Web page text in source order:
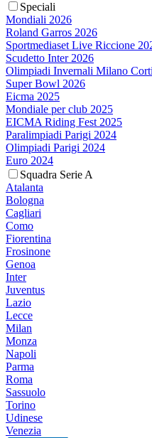
Speciali
Mondiali 2026
Roland Garros 2026
Sportmediaset Live Riccione
Scudetto Inter 2026
Olimpiadi Invernali Milano
Super Bowl 2026
Eicma 2025
Mondiale per club 2025
EICMA Riding Fest 2025
Paralimpiadi Parigi 2024
Olimpiadi Parigi 2024
Euro 2024
Squadra Serie A
Atalanta
Bologna
Cagliari
Como
Fiorentina
Frosinone
Genoa
Inter
Juventus
Lazio
Lecce
Milan
Monza
Napoli
Parma
Roma
Sassuolo
Torino
Udinese
Venezia